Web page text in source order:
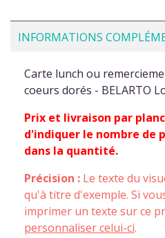
INFORMATIONS
Carte lunch ou
coeurs dorés - BELARTO
Prix et livraison par
d'indiquer le nombre de
dans la quantité.
Précision : Le texte du
qu'à titre d'exemple. Si
imprimer un texte sur ce
personnaliser celui-ci.